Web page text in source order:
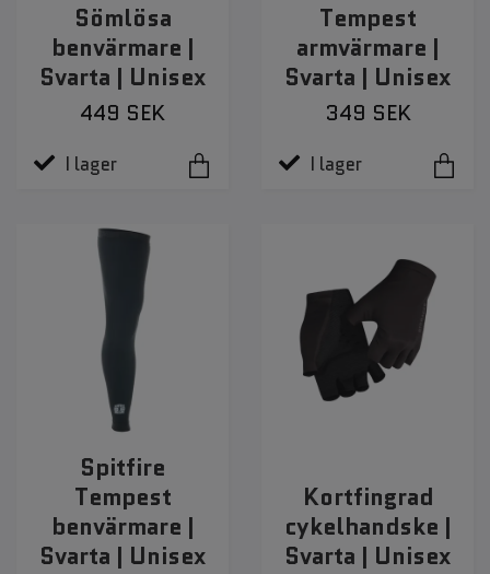
Sömlösa
benvärmare |
Svarta | Unisex
449 SEK
I lager
Tempest
armvärmare |
Svarta | Unisex
349 SEK
I lager
Spitfire
Tempest
benvärmare |
Svarta | Unisex
Kortfingrad
cykelhandske |
Svarta | Unisex